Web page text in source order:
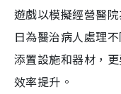
遊戲以模擬經營醫
日為醫治病人處理
添置設施和器材，
效率提升 。